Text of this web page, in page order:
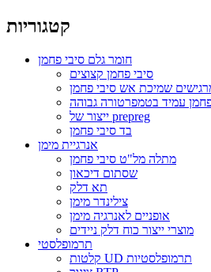
קטגוריות
חומר גלם סיבי פחמן
סיבי פחמן קצוצים
שמיכת אש סיבי פחמן
פחמן עמיד בטמפרטורה גבוהה
ייצור של prepreg
בד סיבי פחמן
אנרגיית מימן
מתלה מל"ט סיבי פחמן
שסתום דיכאון
תא דלק
צילינדר מימן
אופניים לאנרגיה מימן
מוצרי ייצור כוח דלק ניידים
תרמופלסטי
קלטות UD תרמופלסטיות